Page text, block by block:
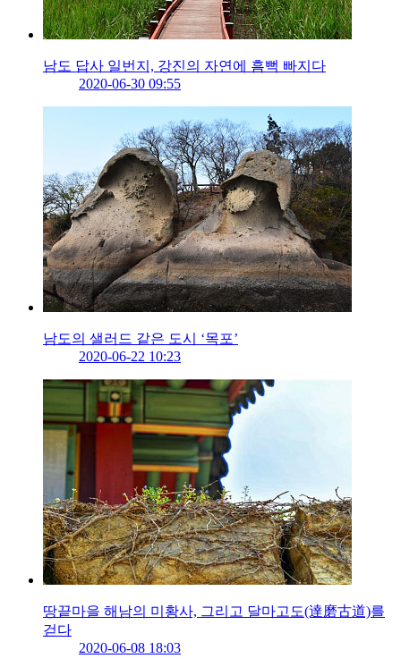
남도 답사 일번지, 강진의 자연에 흠뻑 빠지다
2020-06-30 09:55
남도의 샐러드 같은 도시 ‘목포’
2020-06-22 10:23
땅끝마을 해남의 미황사, 그리고 달마고도(達磨古道)를
걷다
2020-06-08 18:03